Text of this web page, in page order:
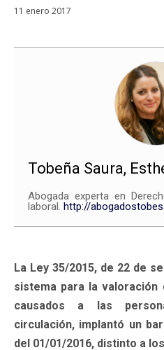
11 enero 2017
Tobeña Saura,
Abogada experta en
laboral. http://
La Ley 35/2015, de 22 de
sistema para la
causados a las
circulación, implantó un
del 01/01/2016, distinto a